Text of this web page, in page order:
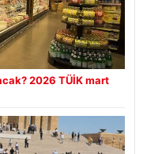
2026 TÜİK mart